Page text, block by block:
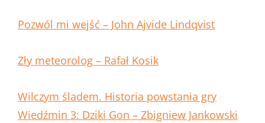
Pozwól mi wejść – John Ajvide Lindqvist
Zły meteorolog – Rafał Kosik
Wilczym śladem. Historia powstania gry
Wiedźmin 3: Dziki Gon – Zbigniew Jankowski